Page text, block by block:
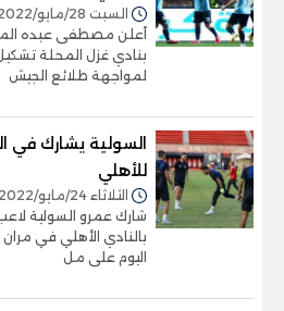
السبت 28/مايو/2022 - 04:10 م
أعلن مصطفى عبده
بنادي غزل المحلة
لمواجهة طلائع الجيش
السولية يشارك في
للأهلي
الثلاثاء 24/مايو/2022 - 07:27 م
شارك عمرو السولية
بالنادي الأهلي في
اليوم على مل